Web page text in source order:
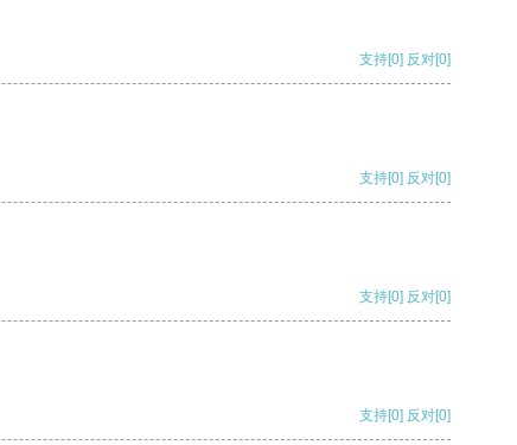
支持[0] 反对[0]
支持[0] 反对[0]
支持[0] 反对[0]
支持[0] 反对[0]